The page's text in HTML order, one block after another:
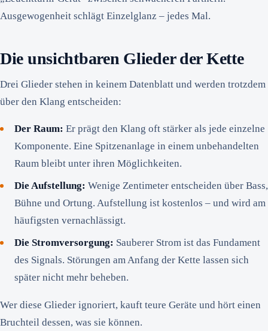
Ausgewogenheit schlägt Einzelglanz – jedes Mal.
Die unsichtbaren Glieder der Kette
Drei Glieder stehen in keinem Datenblatt und werden trotzdem
über den Klang entscheiden:
Der Raum: Er prägt den Klang oft stärker als jede einzelne
Komponente. Eine Spitzenanlage in einem unbehandelten
Raum bleibt unter ihren Möglichkeiten.
Die Aufstellung: Wenige Zentimeter entscheiden über Bass,
Bühne und Ortung. Aufstellung ist kostenlos – und wird am
häufigsten vernachlässigt.
Die Stromversorgung: Sauberer Strom ist das Fundament
des Signals. Störungen am Anfang der Kette lassen sich
später nicht mehr beheben.
Wer diese Glieder ignoriert, kauft teure Geräte und hört einen
Bruchteil dessen, was sie können.